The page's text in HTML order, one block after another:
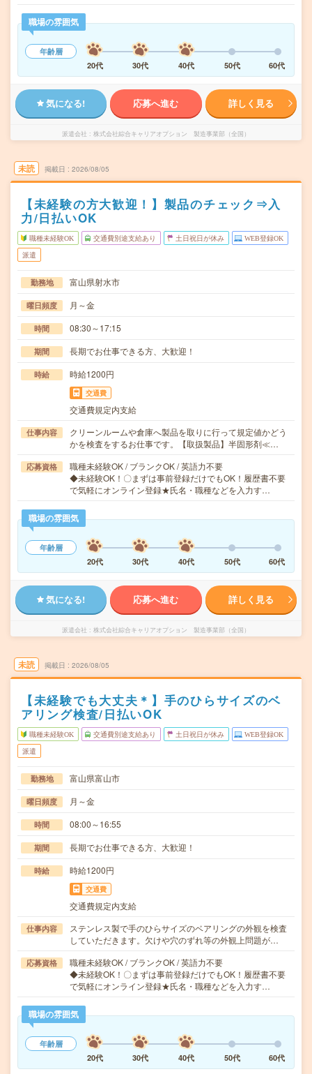
職場の雰囲気
年齢層
20代
30代 40代 50代 60代
気になる! 応募へ進む 詳しく見る
派遣会社 株式会社綜合キャリアオプション 製造事業部（全国）
未読 掲載日 2026/08/05
【未経験の方大歓迎！】製品のチェック⇒入
力/日払いOK
職種未経験OK 交通費別途支給あり 土日祝日が休み WEB登録OK
派遣
勤務地 富山県射水市
曜日頻度 月～金
時間 08:30～17:15
期間 長期でお仕事できる方、大歓迎！
時給 時給1200円
交通費
交通費規定内支給
仕事内容
クリーンルームや倉庫へ製品を取りに行って規定値かどう
かを検査をするお仕事です。【取扱製品】半固形剤≪…
応募資格
職種未経験OK / ブランクOK / 英語力不要
◆未経験OK！〇まずは事前登録だけでもOK！履歴書不要
で気軽にオンライン登録★氏名・職種などを入力す…
職場の雰囲気
年齢層
20代
30代 40代 50代 60代
気になる! 応募へ進む 詳しく見る
派遣会社 株式会社綜合キャリアオプション 製造事業部（全国）
未読 掲載日 2026/08/05
【未経験でも大丈夫＊】手のひらサイズのベ
アリング検査/日払いOK
職種未経験OK 交通費別途支給あり 土日祝日が休み WEB登録OK
派遣
勤務地 富山県富山市
曜日頻度 月～金
時間 08:00～16:55
期間 長期でお仕事できる方、大歓迎！
時給 時給1200円
交通費
交通費規定内支給
仕事内容
ステンレス製で手のひらサイズのベアリングの外観を検査
していただきます。欠けや穴のずれ等の外観上問題が…
応募資格
職種未経験OK / ブランクOK / 英語力不要
◆未経験OK！〇まずは事前登録だけでもOK！履歴書不要
で気軽にオンライン登録★氏名・職種などを入力す…
職場の雰囲気
年齢層
20代
30代 40代 50代 60代